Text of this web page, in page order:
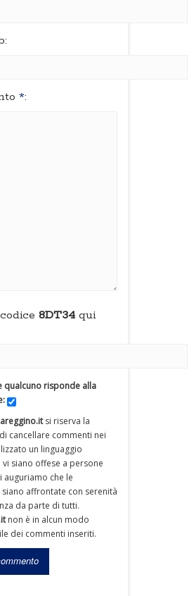
*:
8DT34 qui
qualcuno risponde alla
si riserva la
cancellare commenti nei
un linguaggio
siano offese a persone
auguriamo che le
siano affrontate con serenità
da parte di tutti.
non è in alcun modo
dei commenti inseriti.